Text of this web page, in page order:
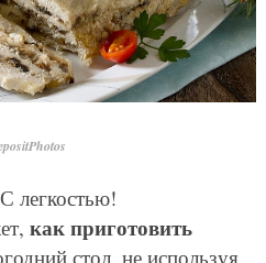
легкостью!
как приготовить
стол, не используя